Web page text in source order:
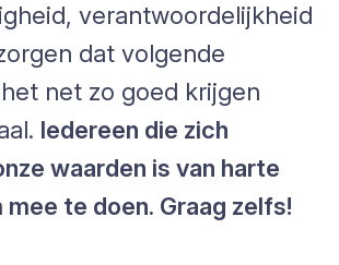
verantwoordelijkheid
dat volgende
net zo goed krijgen
Iedereen die zich
waarden is van harte
te doen. Graag zelfs!